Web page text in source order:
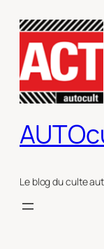
contenu
Le blog du culte